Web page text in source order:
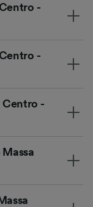
-
-
Centro -